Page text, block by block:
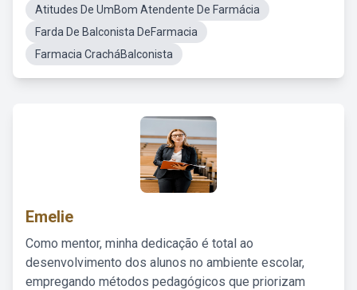
Atitudes De UmBom Atendente De Farmácia
Farda De Balconista DeFarmacia
Farmacia CracháBalconista
Emelie
Como mentor, minha dedicação é total ao
desenvolvimento dos alunos no ambiente escolar,
empregando métodos pedagógicos que priorizam